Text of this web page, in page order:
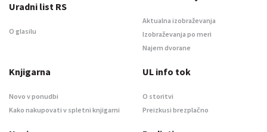
Uradni list RS
O glasilu
Aktualna izobraževanja
Izobraževanja po meri
Najem dvorane
Knjigarna
Novo v ponudbi
Kako nakupovati v spletni knjigarni
UL info tok
O storitvi
Preizkusi brezplačno